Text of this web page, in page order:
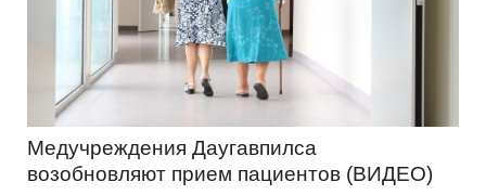
Медучреждения Даугавпилса
возобновляют прием пациентов (ВИДЕО)